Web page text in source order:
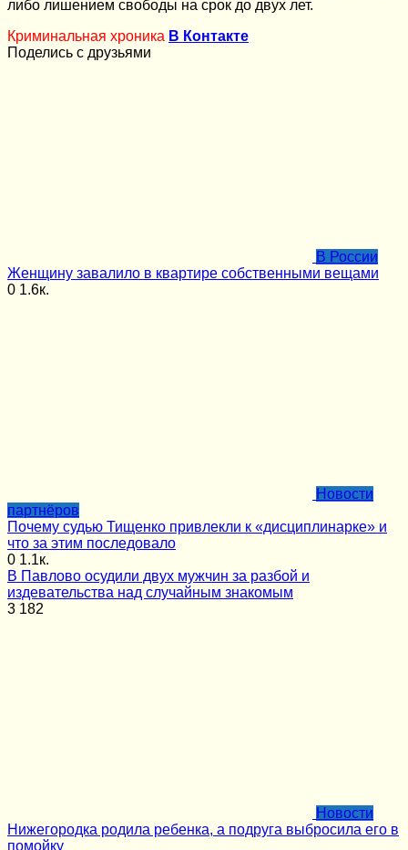
либо лишением свободы на срок до двух лет.
Криминальная хроника В Контакте
Поделись с друзьями
В России
Женщину завалило в квартире собственными вещами
0 1.6к.
Новости
партнёров
Почему судью Тищенко привлекли к «дисциплинарке» и
что за этим последовало
0 1.1к.
В Павлово осудили двух мужчин за разбой и
издевательства над случайным знакомым
3 182
Новости
Нижегородка родила ребенка, а подруга выбросила его в
помойку